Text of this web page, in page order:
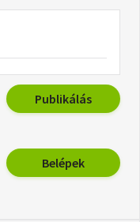
Publikálás
Belépek